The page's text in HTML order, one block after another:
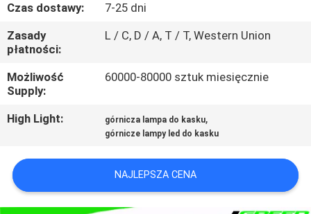
NAMI
POPROSIĆ
O
WYCENĘ
SITEMAP
PRIVACY
Czas dostawy:
7-25 dni
Zasady
płatności:
L / C, D / A, T / T, Western Union
Możliwość
Supply:
60000-80000 sztuk miesięcznie
High Light: górnicza lampa do kasku,
górnicze lampy led do kasku
NAJLEPSZA CENA